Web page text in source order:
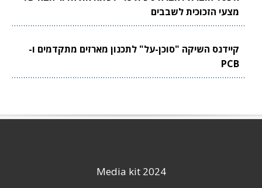
מצעי הזכוכית לשבבים
קיידנס השיקה "סוכן-על" לתכנון מארזים מתקדמים ו-
PCB
Media kit 2024